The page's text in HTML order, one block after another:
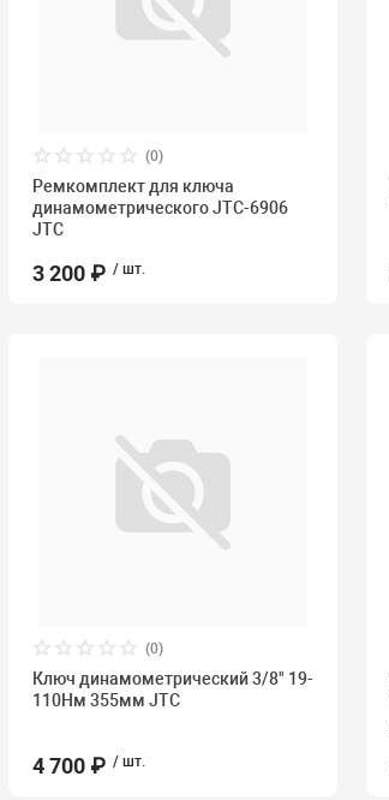
(0)
Ремкомплект для ключа
динамометрического JTC-6906
JTC
3 200 ₽ / шт.
(0)
Ключ динамометрический 3/8" 19-
110Нм 355мм JTC
4 700 ₽ / шт.